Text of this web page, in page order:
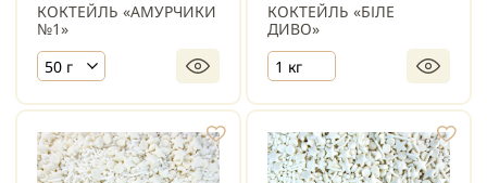
КОКТЕЙЛЬ «АМУРЧИКИ
№1»
50 г
КОКТЕЙЛЬ «БІЛЕ
ДИВО»
1 кг